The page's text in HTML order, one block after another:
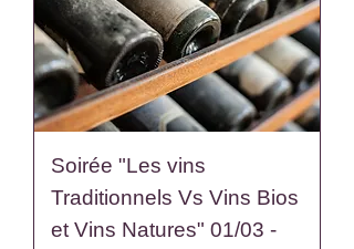
Soirée "Les vins
Traditionnels Vs Vins Bios
et Vins Natures" 01/03 -